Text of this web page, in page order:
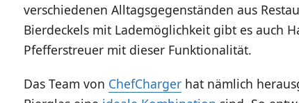
verschiedenen Alltagsgegenständen aus
Bierdeckels mit Lademöglichkeit gibt es auch
Pfefferstreuer mit dieser Funktionalität.
Das Team von ChefChargerhat nämlich